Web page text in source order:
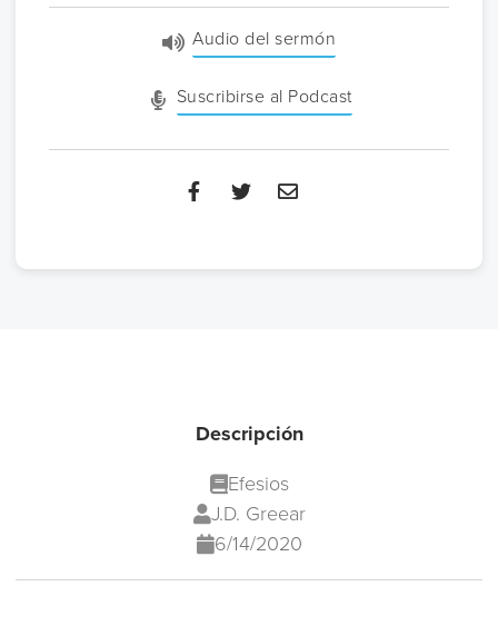
Audio del sermón
Suscribirse al Podcast
Descripción
Efesios
J.D. Greear
6/14/2020